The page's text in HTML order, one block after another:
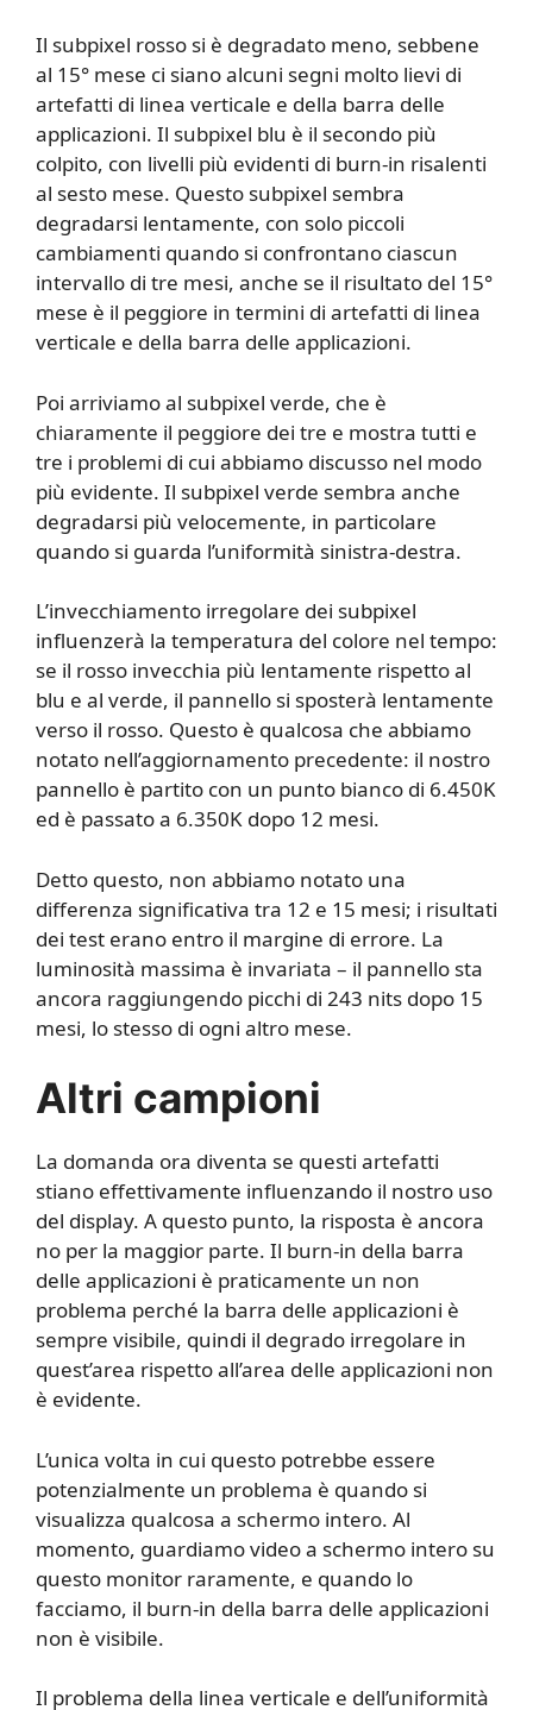
Il subpixel rosso si è degradato meno, sebbene
al 15° mese ci siano alcuni segni molto lievi di
artefatti di linea verticale e della barra delle
applicazioni. Il subpixel blu è il secondo più
colpito, con livelli più evidenti di burn-in risalenti
al sesto mese. Questo subpixel sembra
degradarsi lentamente, con solo piccoli
cambiamenti quando si confrontano ciascun
intervallo di tre mesi, anche se il risultato del 15°
mese è il peggiore in termini di artefatti di linea
verticale e della barra delle applicazioni.
Poi arriviamo al subpixel verde, che è
chiaramente il peggiore dei tre e mostra tutti e
tre i problemi di cui abbiamo discusso nel modo
più evidente. Il subpixel verde sembra anche
degradarsi più velocemente, in particolare
quando si guarda l’uniformità sinistra-destra.
L’invecchiamento irregolare dei subpixel
influenzerà la temperatura del colore nel tempo:
se il rosso invecchia più lentamente rispetto al
blu e al verde, il pannello si sposterà lentamente
verso il rosso. Questo è qualcosa che abbiamo
notato nell’aggiornamento precedente: il nostro
pannello è partito con un punto bianco di 6.450K
ed è passato a 6.350K dopo 12 mesi.
Detto questo, non abbiamo notato una
differenza significativa tra 12 e 15 mesi; i risultati
dei test erano entro il margine di errore. La
luminosità massima è invariata – il pannello sta
ancora raggiungendo picchi di 243 nits dopo 15
mesi, lo stesso di ogni altro mese.
Altri campioni
La domanda ora diventa se questi artefatti
stiano effettivamente influenzando il nostro uso
del display. A questo punto, la risposta è ancora
no per la maggior parte. Il burn-in della barra
delle applicazioni è praticamente un non
problema perché la barra delle applicazioni è
sempre visibile, quindi il degrado irregolare in
quest’area rispetto all’area delle applicazioni non
è evidente.
L’unica volta in cui questo potrebbe essere
potenzialmente un problema è quando si
visualizza qualcosa a schermo intero. Al
momento, guardiamo video a schermo intero su
questo monitor raramente, e quando lo
facciamo, il burn-in della barra delle applicazioni
non è visibile.
Il problema della linea verticale e dell’uniformità